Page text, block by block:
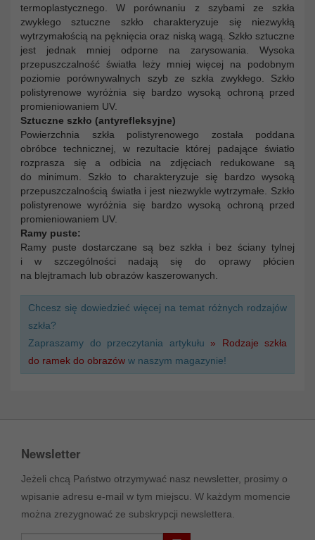
termoplastycznego. W porównaniu z szybami ze szkła
zwykłego sztuczne szkło charakteryzuje się niezwykłą
wytrzymałością na pęknięcia oraz niską wagą. Szkło sztuczne
jest jednak mniej odporne na zarysowania. Wysoka
przepuszczalność światła leży mniej więcej na podobnym
poziomie porównywalnych szyb ze szkła zwykłego. Szkło
polistyrenowe wyróżnia się bardzo wysoką ochroną przed
promieniowaniem UV.
Sztuczne szkło (antyrefleksyjne)
Powierzchnia szkła polistyrenowego została poddana
obróbce technicznej, w rezultacie której padające światło
rozprasza się a odbicia na zdjęciach redukowane są
do minimum. Szkło to charakteryzuje się bardzo wysoką
przepuszczalnością światła i jest niezwykle wytrzymałe. Szkło
polistyrenowe wyróżnia się bardzo wysoką ochroną przed
promieniowaniem UV.
Ramy puste:
Ramy puste dostarczane są bez szkła i bez ściany tylnej
i w szczególności nadają się do oprawy płócien
na blejtramach lub obrazów kaszerowanych.
Chcesz się dowiedzieć więcej na temat różnych rodzajów
szkła?
Zapraszamy do przeczytania artykułu » Rodzaje szkła
do ramek do obrazów w naszym magazynie!
Newsletter
Jeżeli chcą Państwo otrzymywać nasz newsletter, prosimy o
wpisanie adresu e-mail w tym miejscu. W każdym momencie
można zrezygnować ze subskrypcji newslettera.